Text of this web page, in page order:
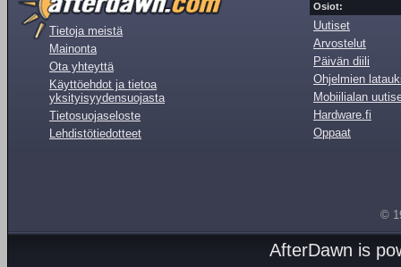
Tietoja meistä
Mainonta
Ota yhteyttä
Käyttöehdot ja tietoa
yksityisyydensuojasta
Tietosuojaseloste
Lehdistötiedotteet
Osiot:
Uutiset
Arvostelut
Päivän diili
Ohjelmien
Mobiilialan
Hardware.fi
Oppaat
©
AfterDawn is